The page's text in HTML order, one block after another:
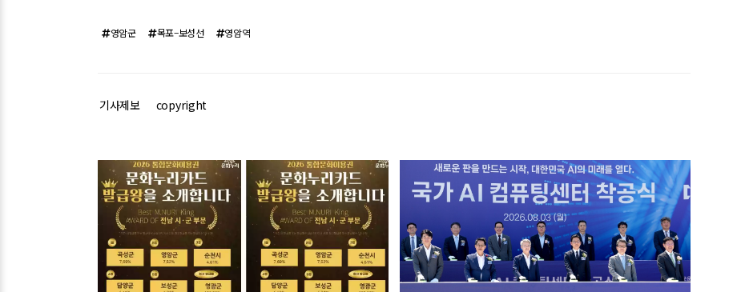
영암군 목포–보성선 영암역
기사제보 copyright
관련기사